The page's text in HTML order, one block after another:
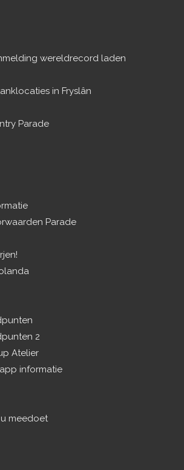
wereldrecord laden
in Fryslân
Parade
Parade
2
Atelier
informatie
meedoet